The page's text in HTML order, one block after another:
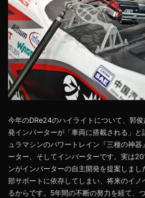
今年のDRe24のハイライトについて、郭
発インバーターが「車両に搭載される」と
ュラマシンのパワートレイン『三種の神
ーター、そしてインバーターです。実は
ンがインバーターの自主開発を提案しま
部サポートに依存してしまい、将来のイノ
るからです。5年間の不断の努力を経て、